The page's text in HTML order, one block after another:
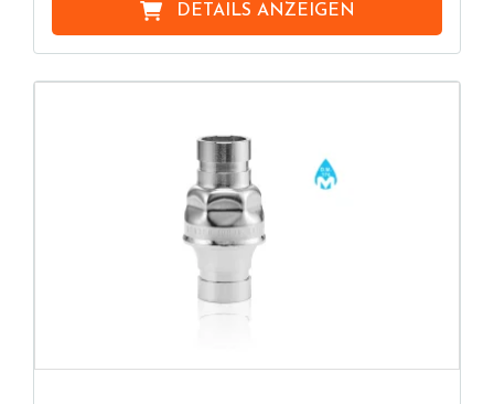
DETAILS ANZEIGEN